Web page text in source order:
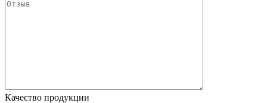
Качество продукции